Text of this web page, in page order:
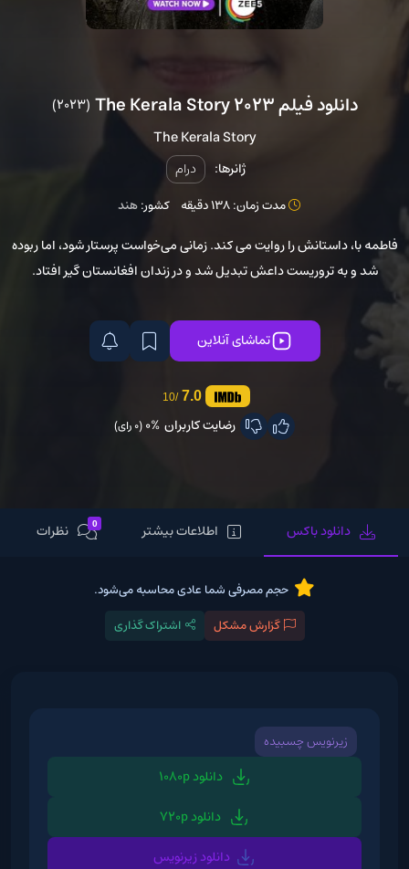
دانلود فیلم The Kerala Story 2023 (2023)
The Kerala Story
ژانرها: درام
مدت زمان: 138 دقیقه کشور:هند
فاطمه با، داستانش را روایت می کند. زمانی می‌خواست پرستار شود، اما ربوده
شد و به تروریست داعش تبدیل شد و در زندان افغانستان گیر افتاد.
تماشای آنلاین
7.0
/10
رضایت کاربران 0%(0 رای)
دانلود باکس اطلاعات بیشتر 0 نظرات
حجم مصرفی شما عادی محاسبه می‌شود.
گزارش مشکل
اشتراک گذاری
زیرنویس چسبیده
دانلود 1080p
دانلود 720p
دانلود زیرنویس